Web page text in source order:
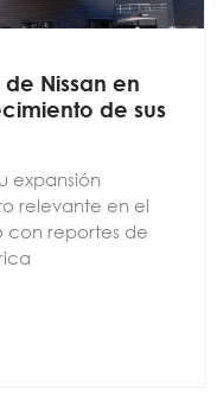
Nissan en
de sus
expansión
relevante en el
reportes de